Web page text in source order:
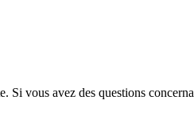
Si vous avez des questions